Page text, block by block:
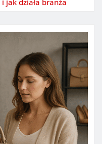
jak działa branża